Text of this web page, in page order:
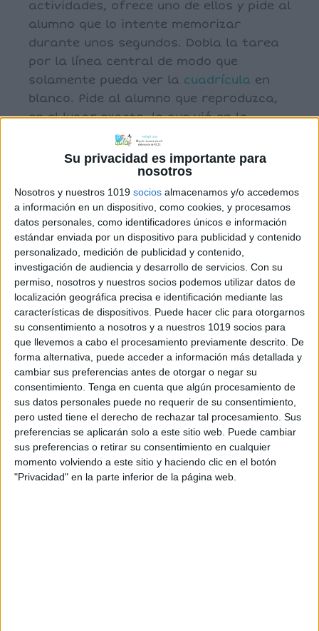
Su privacidad es importante para
nosotros
Nosotros y nuestros 1019 socios almacenamos y/o accedemos
a información en un dispositivo, como cookies, y procesamos
datos personales, como identificadores únicos e información
estándar enviada por un dispositivo para publicidad y contenido
personalizado, medición de publicidad y contenido,
investigación de audiencia y desarrollo de servicios. Con su
permiso, nosotros y nuestros socios podemos utilizar datos de
localización geográfica precisa e identificación mediante las
características de dispositivos. Puede hacer clic para otorgarnos
su consentimiento a nosotros y a nuestros 1019 socios para
que llevemos a cabo el procesamiento previamente descrito. De
forma alternativa, puede acceder a información más detallada y
cambiar sus preferencias antes de otorgar o negar su
consentimiento. Tenga en cuenta que algún procesamiento de
sus datos personales puede no requerir de su consentimiento,
pero usted tiene el derecho de rechazar tal procesamiento. Sus
preferencias se aplicarán solo a este sitio web. Puede cambiar
sus preferencias o retirar su consentimiento en cualquier
momento volviendo a este sitio y haciendo clic en el botón
"Privacidad" en la parte inferior de la página web.
actividades, ofrece uno de ellos y pide al
alumno que lo intente memorizar
durante unos segundos. Dobla la tarea
por la línea central de modo que
solamente pueda ver la cuadrícula en
blanco. Pide al alumno que reproduzca,
en el lugar exacto, lo que vió en la
inicial.
En el archivo que comparto podrás
encontrar 32 tareas diferentes.